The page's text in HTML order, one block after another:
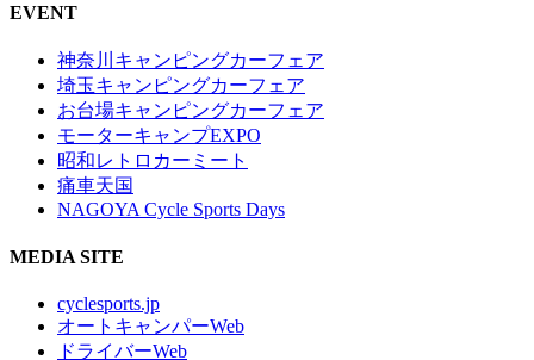
EVENT
神奈川キャンピングカーフェア
埼玉キャンピングカーフェア
お台場キャンピングカーフェア
モーターキャンプEXPO
昭和レトロカーミート
痛車天国
NAGOYA Cycle Sports Days
MEDIA SITE
cyclesports.jp
オートキャンパーWeb
ドライバーWeb